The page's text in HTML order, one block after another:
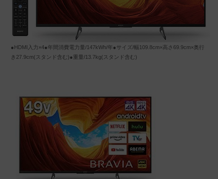
●HDMI入力×4●年間消費電力量/147kWh/年●サイズ/幅109.8cm×高さ69.9cm×奥行
き27.9cm(スタンド含む)●重量/13.7kg(スタンド含む)